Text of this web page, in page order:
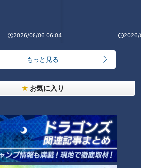
2026/08/06 06:04 2026/
もっと見る
お気に入り
、1383円のシャインマスカットは646
ケあり商品”だから！